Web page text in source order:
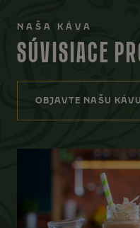
NAŠA KÁVA
SÚVISIACE
OBJAVTE NAŠU KÁVU